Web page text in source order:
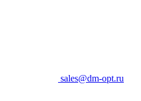
sales@dm-opt.ru